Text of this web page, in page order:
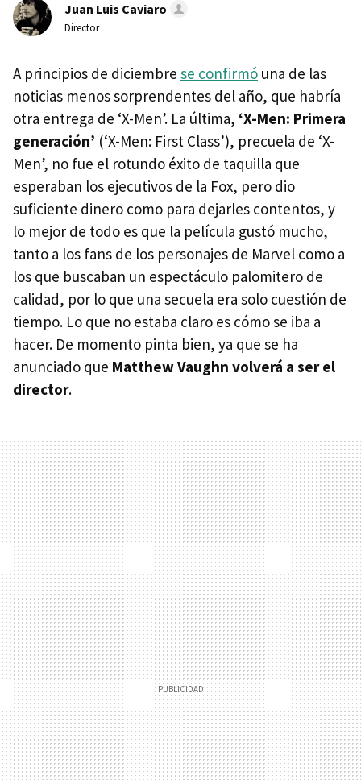
Juan Luis Caviaro
Director
A principios de diciembre se confirmó una de las
noticias menos sorprendentes del año, que habría
otra entrega de ‘X-Men’. La última, ‘X-Men: Primera
generación’ (‘X-Men: First Class’), precuela de ‘X-
Men’, no fue el rotundo éxito de taquilla que
esperaban los ejecutivos de la Fox, pero dio
suficiente dinero como para dejarles contentos, y
lo mejor de todo es que la película gustó mucho,
tanto a los fans de los personajes de Marvel como a
los que buscaban un espectáculo palomitero de
calidad, por lo que una secuela era solo cuestión de
tiempo. Lo que no estaba claro es cómo se iba a
hacer. De momento pinta bien, ya que se ha
anunciado que Matthew Vaughn volverá a ser el
director.